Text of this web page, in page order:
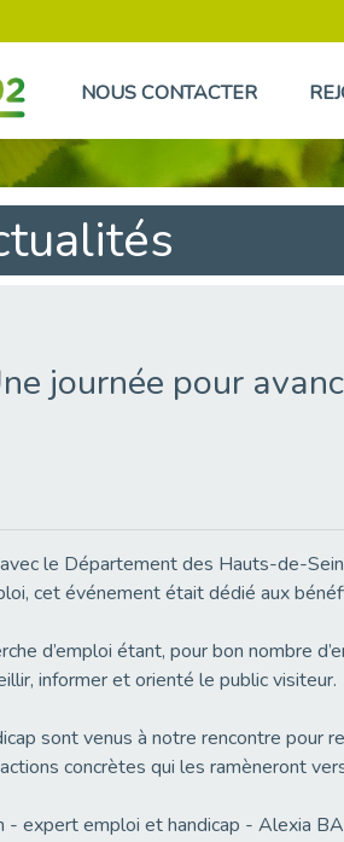
NOUS CONTACTER
journée pour
le Département des Hauts-de-
cet événement était dédié aux
d’emploi étant, pour bon nombre
informer et orienté le public visiteur.
sont venus à notre rencontre pour
concrètes qui les ramèneront
- expert emploi et handicap - Alexia